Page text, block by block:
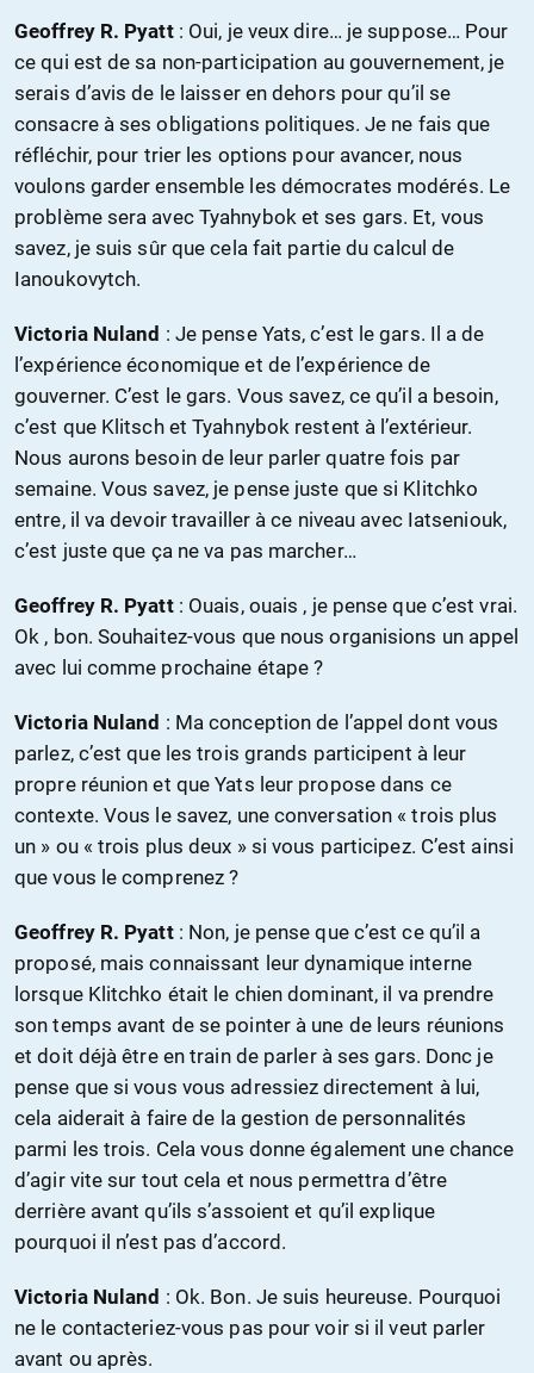
Geoffrey R. Pyatt: Oui, je veux dire… je suppose… Pour
ce qui est de sa non-participation au gouvernement, je
serais d’avis de le laisser en dehors pour qu’il se
consacre à ses obligations politiques. Je ne fais que
réfléchir, pour trier les options pour avancer, nous
voulons garder ensemble les démocrates modérés. Le
problème sera avec Tyahnybok et ses gars. Et, vous
savez, je suis sûr que cela fait partie du calcul de
Ianoukovytch.
Victoria Nuland : Je pense Yats, c’est le gars. Il a de
l’expérience économique et de l’expérience de
gouverner. C’est le gars. Vous savez, ce qu’il a besoin,
c’est que Klitsch et Tyahnybok restent à l’extérieur.
Nous aurons besoin de leur parler quatre fois par
semaine. Vous savez, je pense juste que si Klitchko
entre, il va devoir travailler à ce niveau avec Iatseniouk,
c’est juste que ça ne va pas marcher…
Geoffrey R. Pyatt: Ouais, ouais , je pense que c’est vrai.
Ok , bon. Souhaitez-vous que nous organisions un appel
avec lui comme prochaine étape ?
Victoria Nuland : Ma conception de l’appel dont vous
parlez, c’est que les trois grands participent à leur
propre réunion et que Yats leur propose dans ce
contexte. Vous le savez, une conversation « trois plus
un » ou « trois plus deux » si vous participez. C’est ainsi
que vous le comprenez ?
Geoffrey R. Pyatt: Non, je pense que c’est ce qu’il a
proposé, mais connaissant leur dynamique interne
lorsque Klitchko était le chien dominant, il va prendre
son temps avant de se pointer à une de leurs réunions
et doit déjà être en train de parler à ses gars. Donc je
pense que si vous vous adressiez directement à lui,
cela aiderait à faire de la gestion de personnalités
parmi les trois. Cela vous donne également une chance
d’agir vite sur tout cela et nous permettra d’être
derrière avant qu’ils s’assoient et qu’il explique
pourquoi il n’est pas d’accord.
Victoria Nuland : Ok. Bon. Je suis heureuse. Pourquoi
ne le contacteriez-vous pas pour voir si il veut parler
avant ou après.